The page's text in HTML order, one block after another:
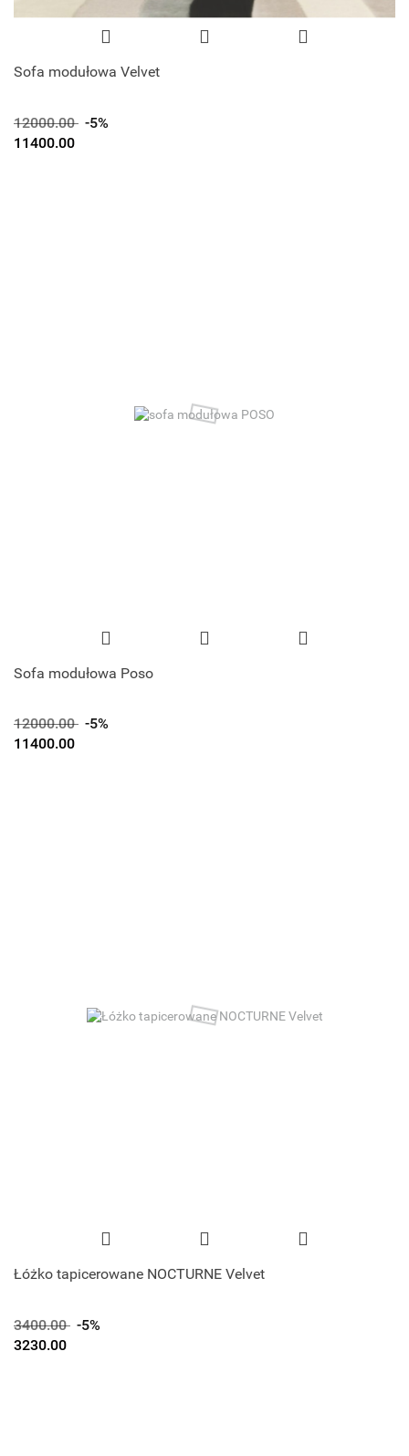
Sofa modułowa Velvet
12000.00 -5%
11400.00
Sofa modułowa Poso
12000.00 -5%
11400.00
Łóżko tapicerowane NOCTURNE Velvet
3400.00 -5%
3230.00